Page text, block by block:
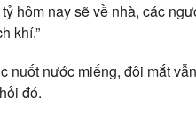
hôm nay sẽ về nhà, các
khí.”
nuốt nước miếng, đôi mắt
đó.